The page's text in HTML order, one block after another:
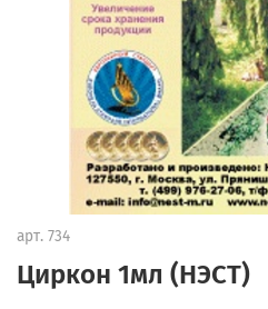
арт. 734
Циркон 1мл (НЭСТ)